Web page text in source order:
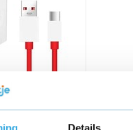
+ USB-